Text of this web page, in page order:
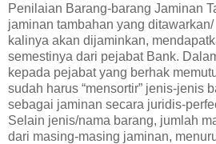
Penilaian Barang-barang Jaminan
jaminan tambahan yang
kalinya akan dijaminkan,
semestinya dari pejabat Bank.
kepada pejabat yang berhak
sudah harus “mensortir” jenis-jenis
sebagai jaminan secara juridis-
Selain jenis/nama barang, jumlah
dari masing-masing jaminan,